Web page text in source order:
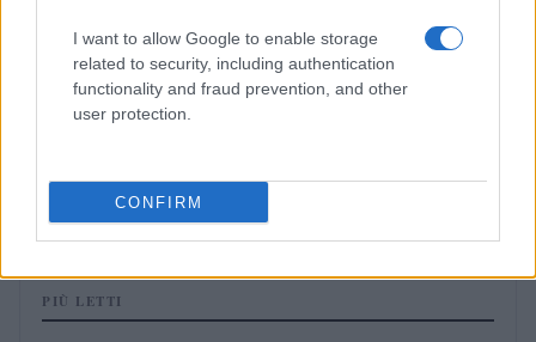
I want to allow Google to enable storage
related to security, including authentication
functionality and fraud prevention, and other
user protection.
CONFIRM
passeggiate e street food
Alessandro Tassinari · 4 Ago 2026
PIÙ LETTI